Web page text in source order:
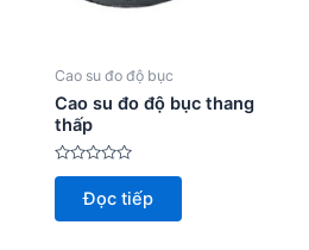
Cao su đo độ bục
Cao su đo độ bục thang
thấp
Được
hạng
0
Đọc tiếp